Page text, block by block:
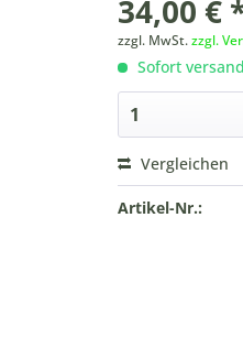
34,00 €
zzgl. MwSt.zzgl.
Sofort
Vergleichen
Artikel-Nr.: